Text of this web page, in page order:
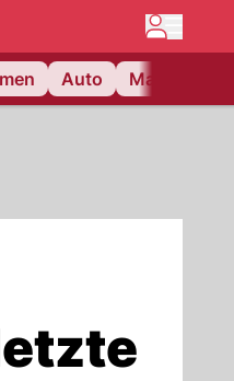
Auto Matchcenter